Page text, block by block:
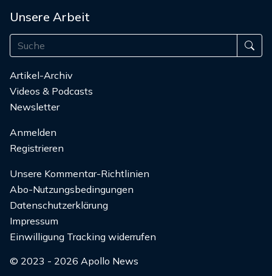
Unsere Arbeit
Artikel-Archiv
Videos & Podcasts
Newsletter
Anmelden
Registrieren
Unsere Kommentar-Richtlinien
Abo-Nutzungsbedingungen
Datenschutzerklärung
Impressum
Einwilligung Tracking widerrufen
© 2023 - 2026 Apollo News